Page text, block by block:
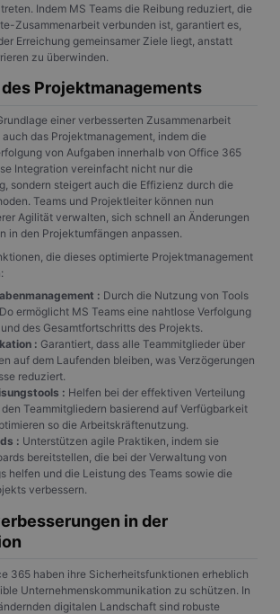
Indem MS Teams die Reibung reduziert, die
Zusammenarbeit verbunden ist, garantiert es,
Erreichung gemeinsamer Ziele liegt, anstatt
zu überwinden.
Projektmanagements
einer verbesserten Zusammenarbeit
das Projektmanagement, indem die
von Aufgaben innerhalb von Office 365
Integration vereinfacht nicht nur die
sondern steigert auch die Effizienz durch die
Teams und Projektleiter können nun
Agilität verwalten, sich schnell an Änderungen
in den Projektumfängen anpassen.
die dieses optimierte Projektmanagement
: Durch die Nutzung von Tools
ermöglicht MS Teams eine nahtlose Verfolgung
des Gesamtfortschritts des Projekts.
: Garantiert, dass alle Teammitglieder über
auf dem Laufenden bleiben, was Verzögerungen
reduziert.
: Helfen bei der effektiven Verteilung
Teammitgliedern basierend auf Verfügbarkeit
so die Arbeitskräftenutzung.
: Unterstützen agile Praktiken, indem sie
bereitstellen, die bei der Verwaltung von
helfen und die Leistung des Teams sowie die
verbessern.
in der
365 haben ihre Sicherheitsfunktionen erheblich
Unternehmenskommunikation zu schützen. In
digitalen Landschaft sind robuste